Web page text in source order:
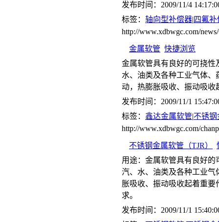
发布时间：2009/11/4
标签： 轴向型补偿器|四氟补
http://www.xdbwgc.com/
金属软管 快捷浏览
金属软管具有良好的可挠
水、油类及各种工业气体
动，热膨胀吸收、振动吸收
发布时间：2009/11/1
标签： 鑫达金属软管|不锈
http://www.xdbwgc.com/
不锈钢金属软管（TJR）
用途：金属软管具有良好
汽、水、油类及各种工业
胀吸收、振动吸收起着重
求。
发布时间：2009/11/1